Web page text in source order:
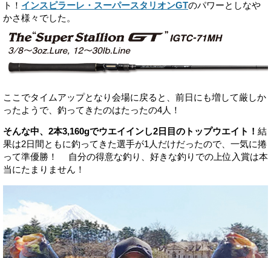
ト！ インスピラーレ・スーパースタリオンGTのパワーとしなや
かさ様々でした。
ここでタイムアップとなり会場に戻ると、前日にも増して厳しか
ったようで、釣ってきたのはたったの4人！
そんな中、2本3,160gでウエイインし2日目のトップウエイト！ 結
果は2日間ともに釣ってきた選手が1人だけだったので、一気に捲
って準優勝！ 自分の得意な釣り、好きな釣りでの上位入賞は本
当にたまりません！